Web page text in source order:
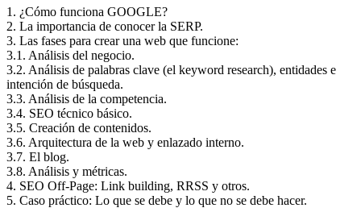
1. ¿Cómo funciona GOOGLE?
2. La importancia de conocer la SERP.
3. Las fases para crear una web que funcione:
3.1. Análisis del negocio.
3.2. Análisis de palabras clave (el keyword research), entidades e
intención de búsqueda.
3.3. Análisis de la competencia.
3.4. SEO técnico básico.
3.5. Creación de contenidos.
3.6. Arquitectura de la web y enlazado interno.
3.7. El blog.
3.8. Análisis y métricas.
4. SEO Off-Page: Link building, RRSS y otros.
5. Caso práctico: Lo que se debe y lo que no se debe hacer.